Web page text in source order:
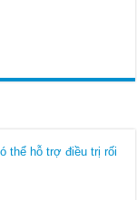
thể hỗ trợ điều trị rối